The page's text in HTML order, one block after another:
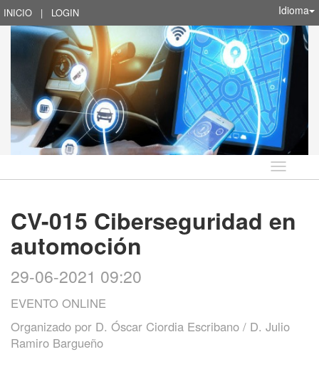
INICIO | LOGIN Idioma
Idioma
CV-015 Ciberseguridad en
automoción
29-06-2021 09:20
EVENTO ONLINE
Organizado por D. Óscar Ciordia Escribano / D. Julio
Ramiro Bargueño